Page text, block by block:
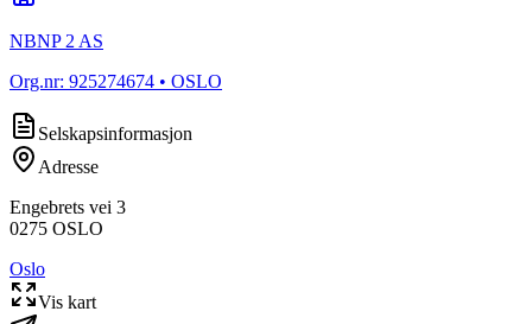
NBNP 2 AS
Org.nr: 925274674 • OSLO
Selskapsinformasjon
Adresse
Engebrets vei 3
0275 OSLO
Oslo
Vis kart